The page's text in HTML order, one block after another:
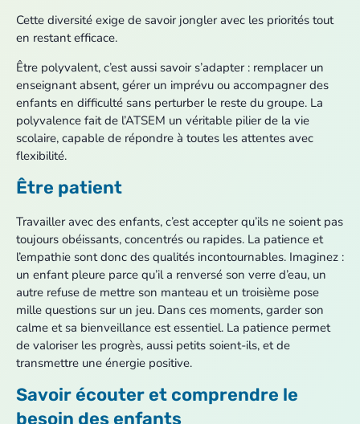
Cette diversité exige de savoir jongler avec les priorités tout
en restant efficace.
Être polyvalent, c’est aussi savoir s’adapter : remplacer un
enseignant absent, gérer un imprévu ou accompagner des
enfants en difficulté sans perturber le reste du groupe. La
polyvalence fait de l’ATSEM un véritable pilier de la vie
scolaire, capable de répondre à toutes les attentes avec
flexibilité.
Être patient
Travailler avec des enfants, c’est accepter qu’ils ne soient pas
toujours obéissants, concentrés ou rapides. La patience et
l’empathie sont donc des qualités incontournables. Imaginez :
un enfant pleure parce qu’il a renversé son verre d’eau, un
autre refuse de mettre son manteau et un troisième pose
mille questions sur un jeu. Dans ces moments, garder son
calme et sa bienveillance est essentiel. La patience permet
de valoriser les progrès, aussi petits soient-ils, et de
transmettre une énergie positive.
Savoir écouter et comprendre le
besoin des enfants